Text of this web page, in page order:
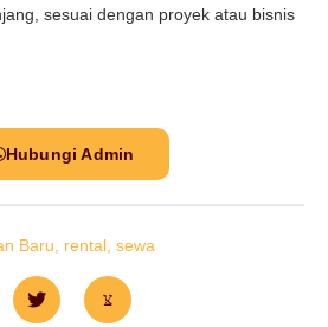
sesuai dengan proyek atau bisnis
Hubungi Admin
Baru rental sewa